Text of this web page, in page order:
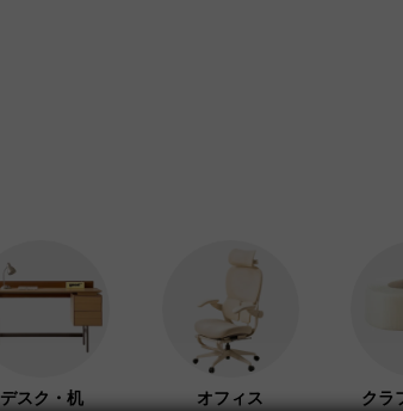
デスク・机 オフィス クラ